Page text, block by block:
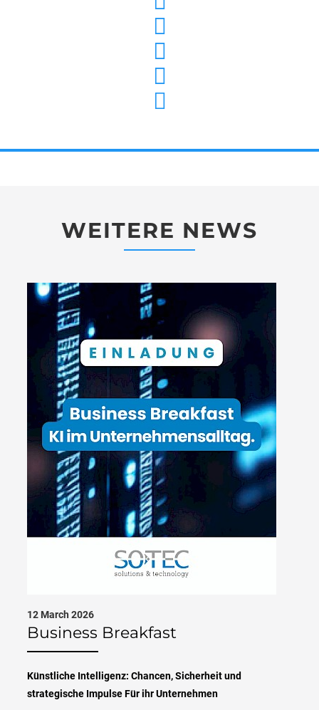
WEITERE NEWS
12 March 2026
Business Breakfast
Künstliche Intelligenz: Chancen, Sicherheit und
strategische Impulse Für ihr Unternehmen